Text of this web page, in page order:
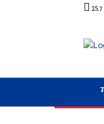
25.7